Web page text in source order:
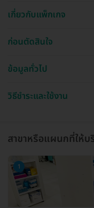
เกี่ยวกับแพ็กเกจ
ก่อนตัดสินใจ
ข้อมูลทั่วไป
วิธีชำระและใช้งาน
สาขาหรือแผนกที่ให้บ
1